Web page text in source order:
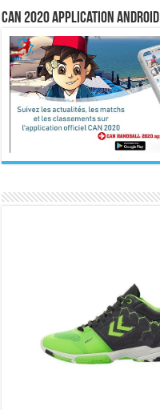
CAN 2020 Application Android